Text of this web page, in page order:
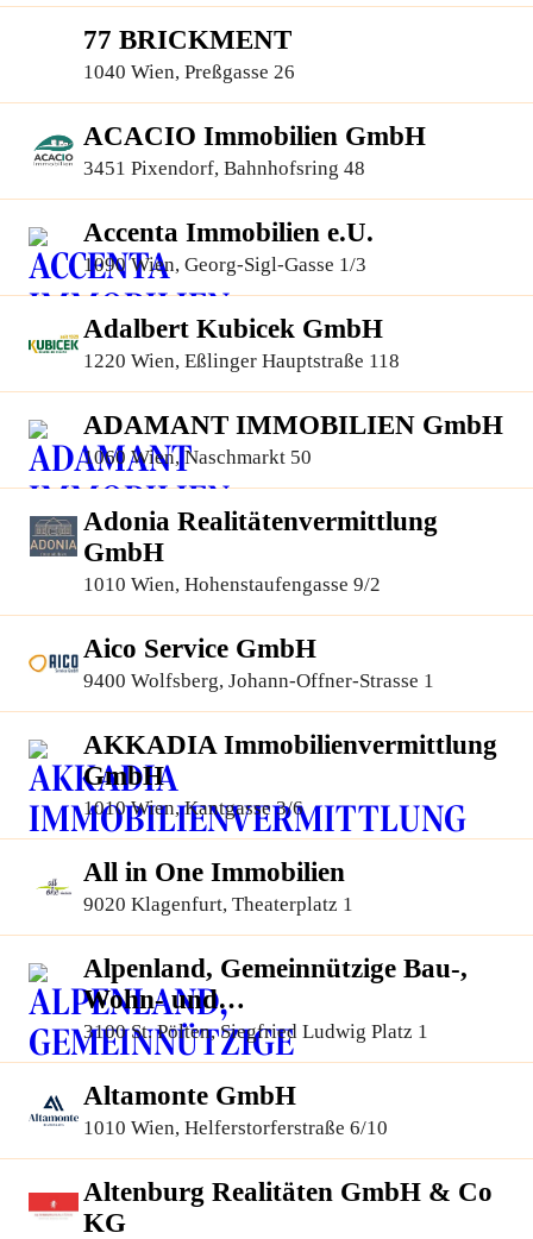
77 BRICKMENT
1040 Wien, Preßgasse 26
ACACIO Immobilien GmbH
3451 Pixendorf, Bahnhofsring 48
Accenta Immobilien e.U.
1090 Wien, Georg-Sigl-Gasse 1/3
Adalbert Kubicek GmbH
1220 Wien, Eßlinger Hauptstraße 118
ADAMANT IMMOBILIEN GmbH
1060 Wien, Naschmarkt 50
Adonia Realitätenvermittlung
GmbH
1010 Wien, Hohenstaufengasse 9/2
Aico Service GmbH
9400 Wolfsberg, Johann-Offner-Strasse 1
AKKADIA Immobilienvermittlung
GmbH
1010 Wien, Kantgasse 3/6
All in One Immobilien
9020 Klagenfurt, Theaterplatz 1
Alpenland, Gemeinnützige Bau-,
Wohn- und
Siedlungsgenossenschaft
3100 St. Pölten, Siegfried Ludwig Platz 1
Altamonte GmbH
1010 Wien, Helferstorferstraße 6/10
Altenburg Realitäten GmbH & Co
KG